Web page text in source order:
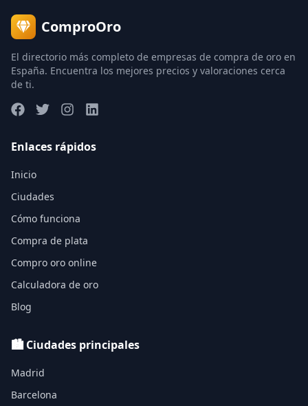
ComproOro
El directorio más completo de empresas de compra de oro en
España. Encuentra los mejores precios y valoraciones cerca
de ti.
Enlaces rápidos
Inicio
Ciudades
Cómo funciona
Compra de plata
Compro oro online
Calculadora de oro
Blog
🏙️ Ciudades principales
Madrid
Barcelona